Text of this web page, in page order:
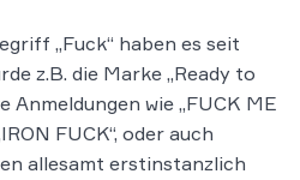
„Fuck“ haben es seit
z.B. die Marke „Ready to
Anmeldungen wie „FUCK ME
FUCK“, oder auch
allesamt erstinstanzlich